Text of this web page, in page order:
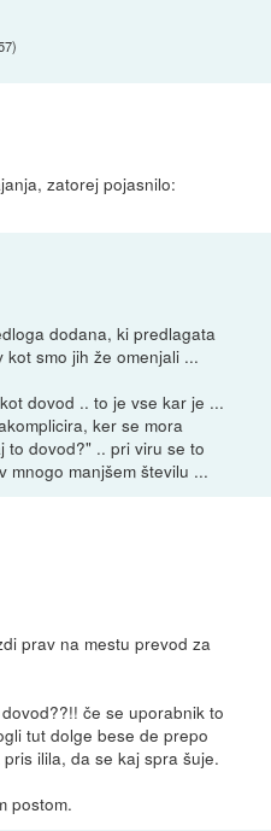
)
zatorej pojasnilo:
dodana, ki predlagata
smo jih že omenjali ...
dovod .. to je vse kar je ...
ker se mora
to dovod?" .. pri viru se to
mnogo manjšem številu ...
prav na mestu prevod za
če se uporabnik to
tut dolge bese de prepo
ilila, da se kaj spra šuje.
postom.